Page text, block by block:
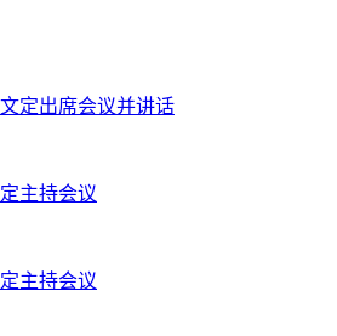
定出席会议并讲话
主持会议
主持会议